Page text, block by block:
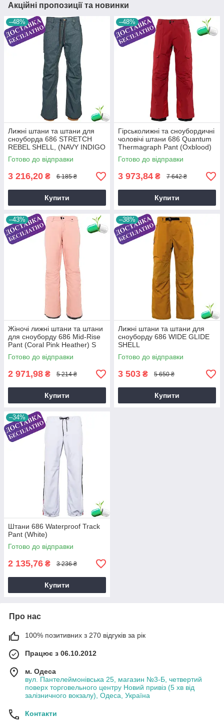
Акційні пропозиції та новинки
–48%
Лижні штани та штани для
сноуборда 686 STRETCH
REBEL SHELL, (NAVY INDIGO
DENIM)
Готово до відправки
3 216,20 ₴ 6 185 ₴
Купити
–48%
Гірськолижні та сноубордичні
чоловічі штани 686 Quantum
Thermagraph Pant (Oxblood)
Готово до відправки
3 973,84 ₴ 7 642 ₴
Купити
–43%
Жіночі лижні штани та штани
для сноуборду 686 Mid-Rise
Pant (Coral Pink Heather) S
Готово до відправки
2 971,98 ₴ 5 214 ₴
Купити
–38%
Лижні штани та штани для
сноуборду 686 WIDE GLIDE
SHELL
Готово до відправки
3 503 ₴ 5 650 ₴
Купити
–34%
Штани 686 Waterproof Track
Pant (White)
Готово до відправки
2 135,76 ₴ 3 236 ₴
Купити
Про нас
100% позитивних з 270 відгуків за рік
Працює з 06.10.2012
м. Одеса
вул. Пантелеймонівська 25, магазин №3-Б, четвертий
поверх торговельного центру Новий привіз (5 хв від
залізничного вокзалу), Одеса, Україна
Контакти